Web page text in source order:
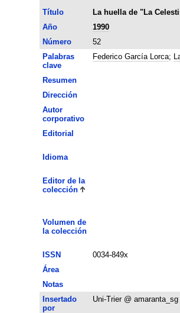
Título
La huella de "La
Año
1990
Número
52
Palabras
clave
Federico García Lorca;
Resumen
Dirección
Autor
corporativo
Editorial
Idioma
Editor de la
colección
Volumen de
la colección
ISSN
0034-849x
Área
Notas
Insertado
por
Uni-Trier @ amaranta_sg